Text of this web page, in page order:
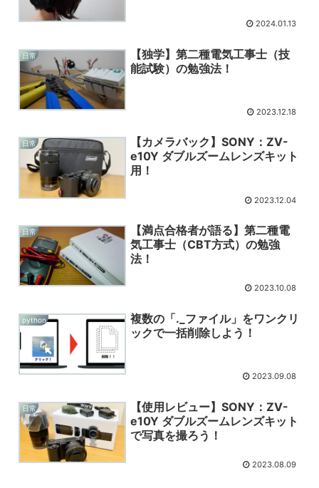
2024.01.13
日常
【独学】第二種電気工事士（技
能試験）の勉強法！
2023.12.18
日常
【カメラバック】SONY：ZV-
e10Y ダブルズームレンズキット
用！
2023.12.04
日常
【満点合格者が語る】第二種電
気工事士（CBT方式）の勉強
法！
2023.10.08
python
複数の「._ファイル」をワンクリ
ックで一括削除しよう！
2023.09.08
日常
【使用レビュー】SONY：ZV-
e10Y ダブルズームレンズキット
で写真を撮ろう！
2023.08.09